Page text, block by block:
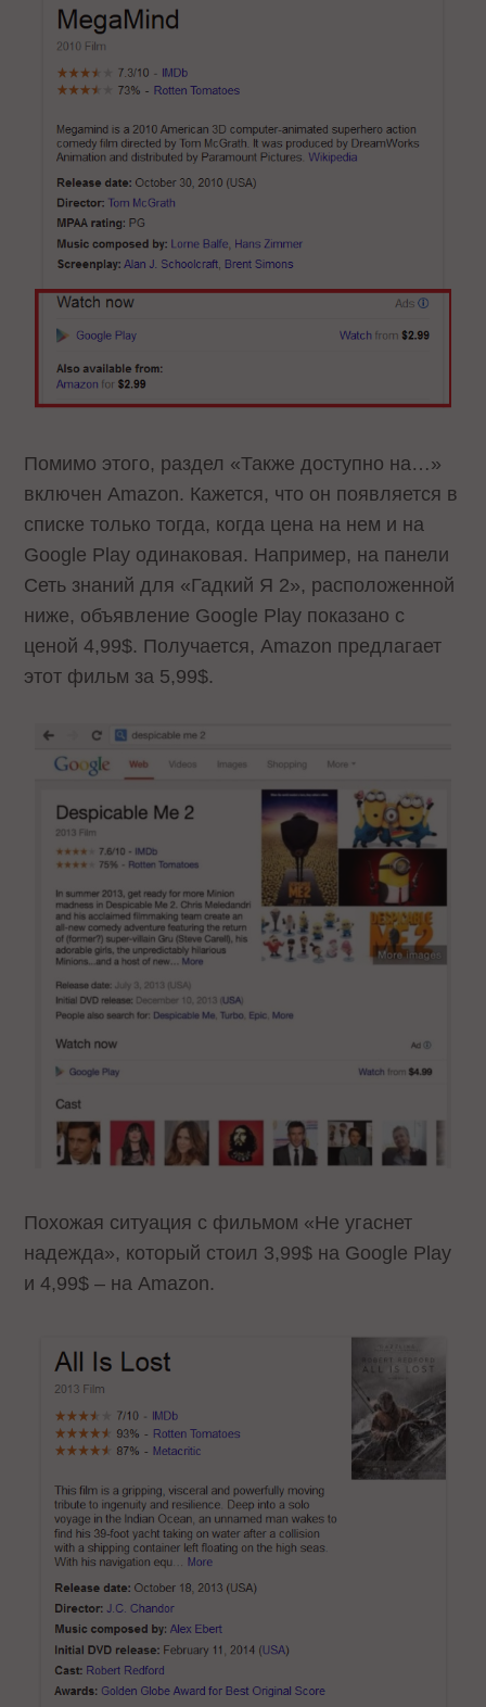
Помимо этого, раздел «Также доступно на…»
включен Amazon. Кажется, что он появляется в
списке только тогда, когда цена на нем и на
Google Play одинаковая. Например, на панели
Сеть знаний для «Гадкий Я 2», расположенной
ниже, объявление Google Play показано с
ценой 4,99$. Получается, Amazon предлагает
этот фильм за 5,99$.
Похожая ситуация с фильмом «Не угаснет
надежда», который стоил 3,99$ на Google Play
и 4,99$ – на Amazon.